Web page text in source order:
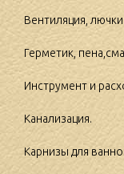
Вентиляция, лючки.
Герметик,
Инструмент и
Канализация.
Карнизы для